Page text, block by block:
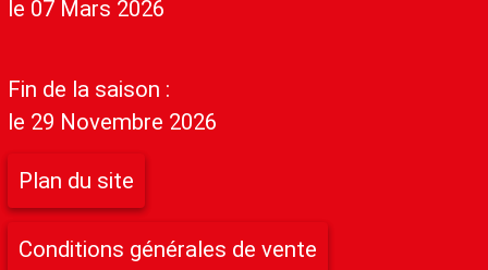
le 07 Mars 2026
Fin de la saison :
le 29 Novembre 2026
Plan du site
Conditions générales de vente